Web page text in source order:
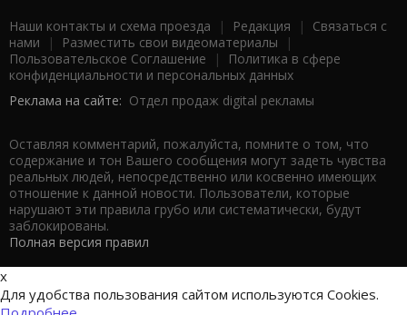
Наши контакты и схема проезда | Редакция | Связаться с
нами | Разместить свои видеоматериалы |
Пользовательское Соглашение |
Политика в сфере
конфиденциальности и персональных данных
Реклама на сайте: Отдел продаж digital рекламы
Оставляя комментарий, пожалуйста, помните о том, что
содержание и тон Вашего сообщения могут задеть чувства
реальных людей, непосредственно или косвенно имеющих
отношение к данной новости. Пользователи, которые
нарушают эти правила грубо или систематически, будут
заблокированы.
Полная версия правил
x
Для удобства пользования сайтом используются Cookies.